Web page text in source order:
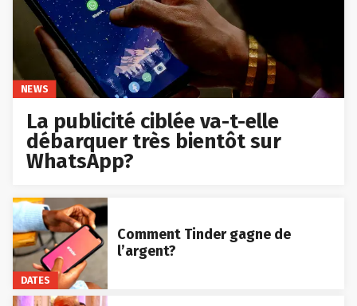
NEWS
La publicité ciblée va-t-elle
débarquer très bientôt sur
WhatsApp?
DATES
Comment Tinder gagne de
l’argent?